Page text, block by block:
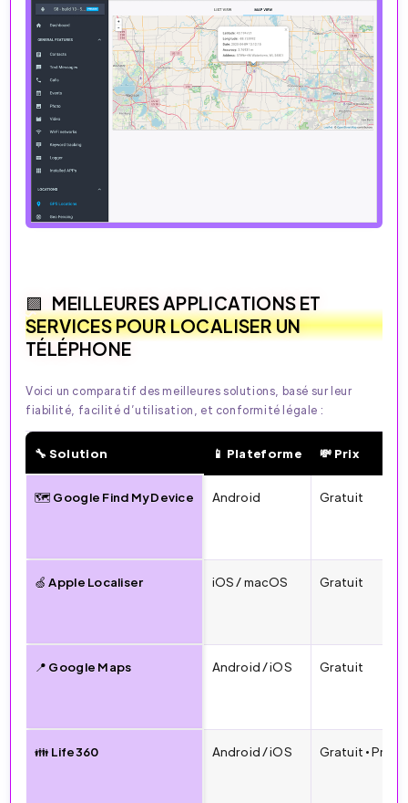
MEILLEURES APPLICATIONS ET
SERVICES POUR LOCALISER UN
TÉLÉPHONE
Voici un comparatif des meilleures solutions, basé sur leur
fiabilité, facilité d’utilisation, et conformité légale :
🔧 Solution 📱 Plateforme 💸 Prix
🗺️ Google Find My Device Android Gratuit
🍏 Apple Localiser iOS / macOS Gratuit
📍 Google Maps Android / iOS Gratuit
👪 Life360 Android / iOS Gratuit •